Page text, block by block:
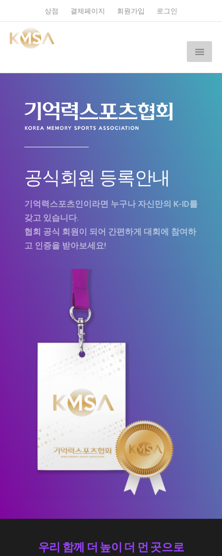
상점 결제페이지 회원가입 로그인
공식회원 등록안내
기억력스포츠인이라면 누구나 자신만의 K-ID를
갖고 있습니다.
협회 공식 회원이 되어 간편하게 대회에 참여하
고 인증을 받아보세요!
우리 함께 더 높이 더 먼 곳으로